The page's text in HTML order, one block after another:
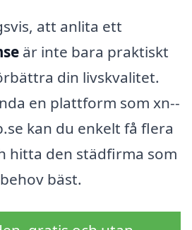
att anlita ett
är inte bara praktiskt
din livskvalitet.
en plattform som xn--
kan du enkelt få flera
hitta den städfirma som
bäst.